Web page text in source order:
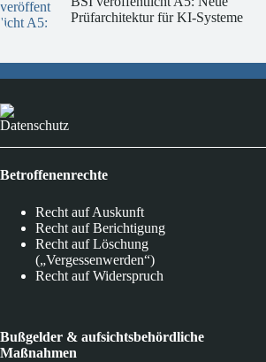
Prüfarchitektur für KI-Systeme
Datenschutz
Betroffenenrechte
Recht auf Auskunft
Recht auf Berichtigung
Recht auf Löschung
(„Vergessenwerden“)
Recht auf Widerspruch
Bußgelder & aufsichtsbehördliche
Maßnahmen